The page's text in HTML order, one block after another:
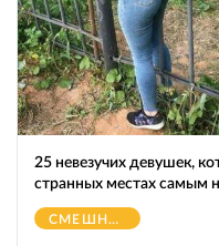
25 невезучих девушек,
странных местах самым
СМЕШНОЕ